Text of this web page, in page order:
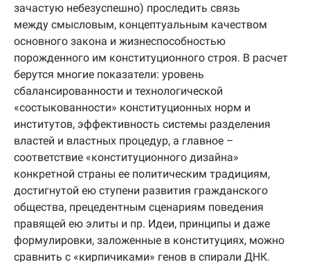
зачастую небезуспешно) проследить связь
между смысловым, концептуальным качеством
основного закона и жизнеспособностью
порожденного им конституционного строя. В расчет
берутся многие показатели: уровень
сбалансированности и технологической
«состыкованности» конституционных норм и
институтов, эффективность системы разделения
властей и властных процедур, а главное –
соответствие «конституционного дизайна»
конкретной страны ее политическим традициям,
достигнутой ею ступени развития гражданского
общества, прецедентным сценариям поведения
правящей ею элиты и пр. Идеи, принципы и даже
формулировки, заложенные в конституциях, можно
сравнить с «кирпичиками» генов в спирали ДНК.